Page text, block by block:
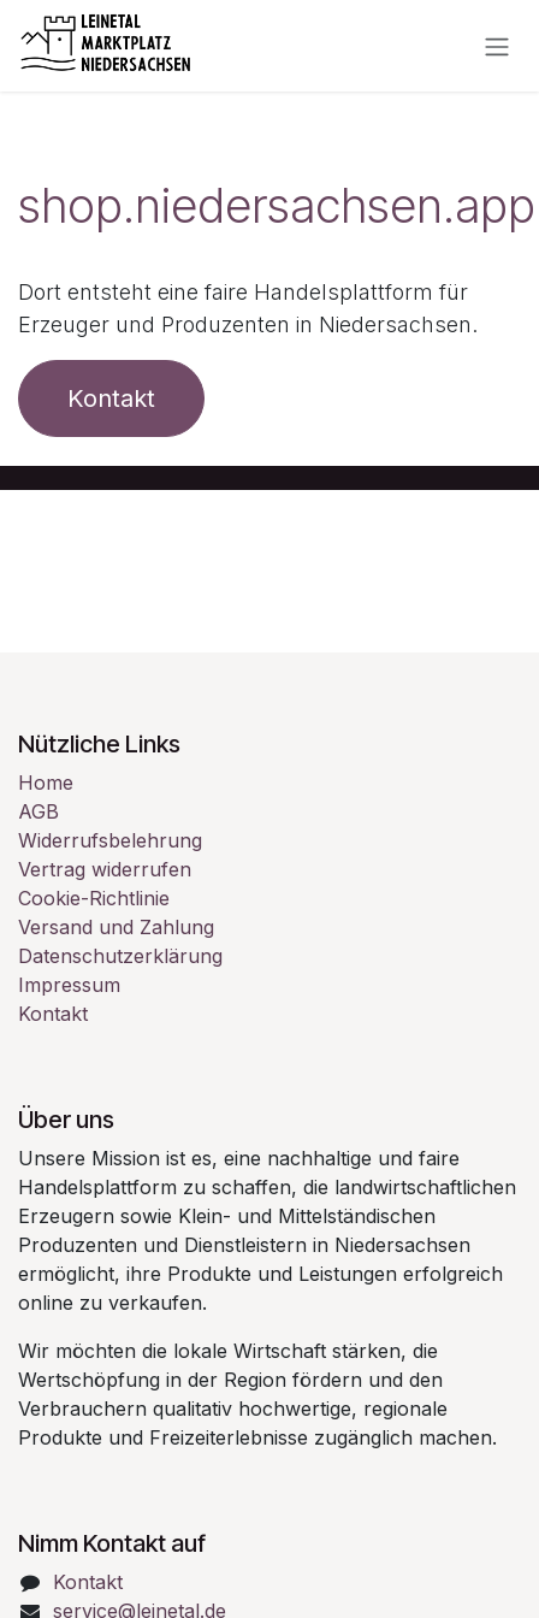
Zum Inhalt springen
shop.niedersachsen.app
Dort entsteht eine faire Handelsplattform für
Erzeuger und Produzenten in Niedersachsen.
Kontakt
Nützliche Links
Home
AGB
Widerrufsbelehrung
Vertrag widerrufen
Cookie-Richtlinie
Versand und Zahlung
Datenschutzerklärung
Impressum
Kontakt
Über uns
Unsere Mission ist es, eine nachhaltige und faire
Handelsplattform zu schaffen, die landwirtschaftlichen
Erzeugern sowie Klein- und Mittelständischen
Produzenten und Dienstleistern in Niedersachsen
ermöglicht, ihre Produkte und Leistungen erfolgreich
online zu verkaufen.
Wir möchten die lokale Wirtschaft stärken, die
Wertschöpfung in der Region fördern und den
Verbrauchern qualitativ hochwertige, regionale
Produkte und Freizeiterlebnisse zugänglich machen.
Nimm Kontakt auf
Kontakt
service@leinetal.de